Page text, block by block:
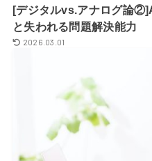
[デジタルvs.アナログ論
と失われる問題解決能力
2026.03.01